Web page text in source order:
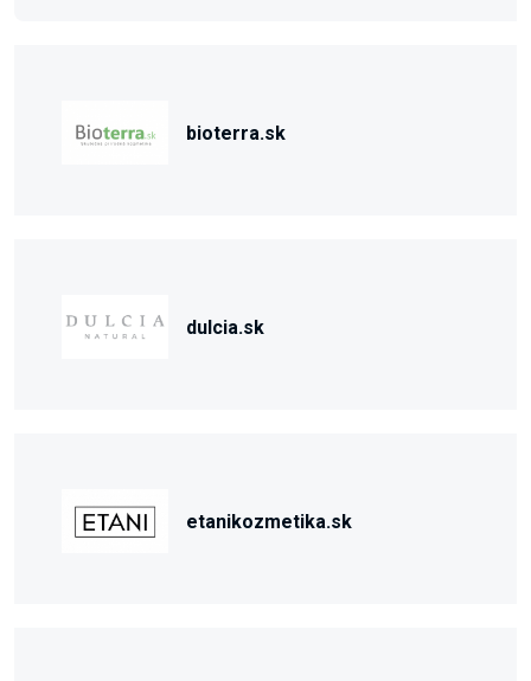
bioterra.sk
dulcia.sk
etanikozmetika.sk